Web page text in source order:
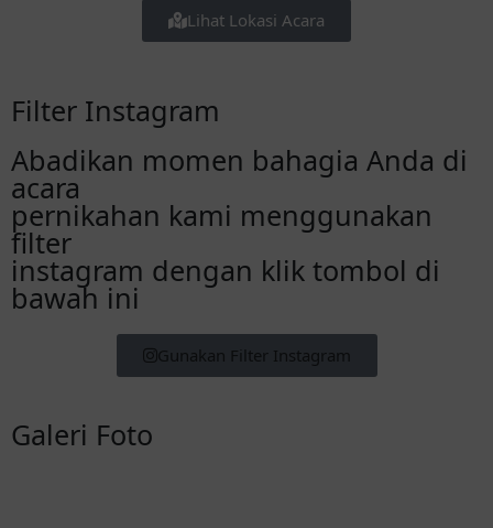
Lihat Lokasi Acara
Filter Instagram
Abadikan momen bahagia Anda di
acara
pernikahan kami menggunakan
filter
instagram dengan klik tombol di
bawah ini
Gunakan Filter Instagram
Galeri Foto